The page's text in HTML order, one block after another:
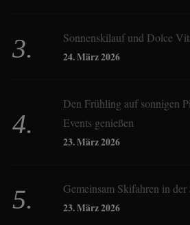
Derk Hoberg
Dominique Schroller
Sonnenskilauf und Dolce
24. März 2026
Den Frühling auf sonnigen
Events genießen
23. März 2026
Gemeinsam Skifahren in der
23. März 2026